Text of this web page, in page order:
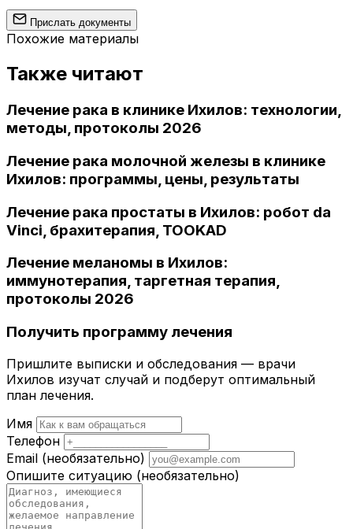
Прислать документы
Похожие материалы
Также читают
Лечение рака в клинике Ихилов: технологии,
методы, протоколы 2026
Лечение рака молочной железы в клинике
Ихилов: программы, цены, результаты
Лечение рака простаты в Ихилов: робот da
Vinci, брахитерапия, TOOKAD
Лечение меланомы в Ихилов:
иммунотерапия, таргетная терапия,
протоколы 2026
Получить программу лечения
Пришлите выписки и обследования — врачи
Ихилов изучат случай и подберут оптимальный
план лечения.
Имя
Телефон
Email (необязательно)
Опишите ситуацию (необязательно)